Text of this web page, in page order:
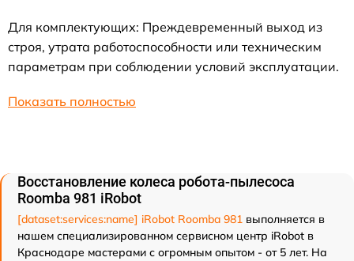
Для комплектующих: Преждевременный выход из
строя, утрата работоспособности или техническим
параметрам при соблюдении условий эксплуатации.
Показать полностью
Восстановление колеса робота-пылесоса
Roomba 981 iRobot
[dataset:services:name] iRobot Roomba 981 выполняется в
нашем специализированном сервисном центр iRobot в
Краснодаре мастерами с огромным опытом - от 5 лет. На